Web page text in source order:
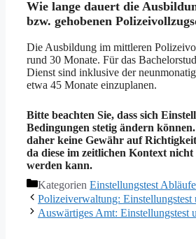
Wie lange dauert die
bzw. gehobenen
Die Ausbildung im mittleren
rund 30 Monate. Für das
Dienst sind inklusive der
etwa 45 Monate einzuplanen.
Bitte beachten Sie, dass sich
Bedingungen stetig ändern
daher keine Gewähr auf
da diese im zeitlichen Kontext
werden kann.
Kategorien Einstellungstest
Polizeiverwaltung: Einstellungstest
Auswärtiges Amt: Einstellungstest